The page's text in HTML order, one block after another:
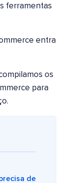
ferramentas
entra
os
para
de